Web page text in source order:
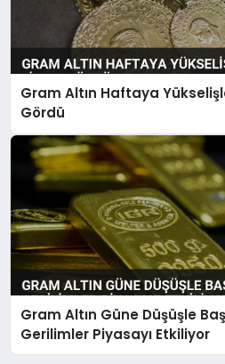
Gram Altın Haftaya
Gördü
Gram Altın Güne Düşüşle
Gerilimler Piyasayı Etkiliyor